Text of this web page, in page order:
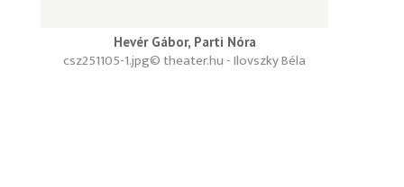
Hevér Gábor, Parti Nóra
© theater.hu - Ilovszky Béla
csz251105-1.jpg